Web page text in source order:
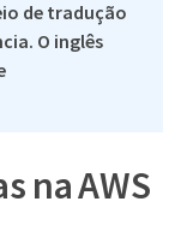
de tradução
O inglês
na AWS